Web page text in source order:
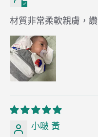
材質非常柔軟親膚，讚
小啵 黃